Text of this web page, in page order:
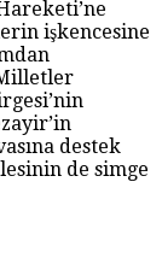
işkencesine
destek
de simge